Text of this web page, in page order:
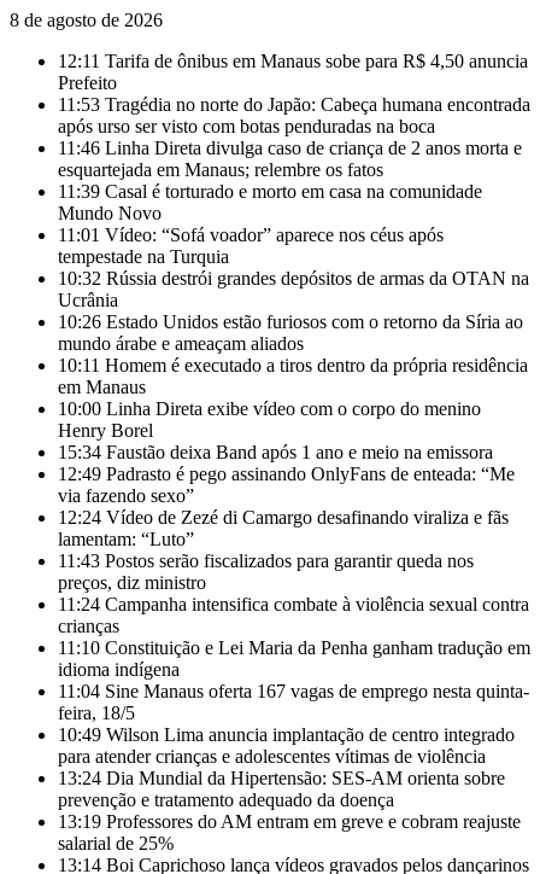
8 de agosto de 2026
12:11 Tarifa de ônibus em Manaus sobe para R$ 4,50 anuncia
Prefeito
11:53 Tragédia no norte do Japão: Cabeça humana encontrada
após urso ser visto com botas penduradas na boca
11:46 Linha Direta divulga caso de criança de 2 anos morta e
esquartejada em Manaus; relembre os fatos
11:39 Casal é torturado e morto em casa na comunidade
Mundo Novo
11:01 Vídeo: “Sofá voador” aparece nos céus após
tempestade na Turquia
10:32 Rússia destrói grandes depósitos de armas da OTAN na
Ucrânia
10:26 Estado Unidos estão furiosos com o retorno da Síria ao
mundo árabe e ameaçam aliados
10:11 Homem é executado a tiros dentro da própria residência
em Manaus
10:00 Linha Direta exibe vídeo com o corpo do menino
Henry Borel
15:34 Faustão deixa Band após 1 ano e meio na emissora
12:49 Padrasto é pego assinando OnlyFans de enteada: “Me
via fazendo sexo”
12:24 Vídeo de Zezé di Camargo desafinando viraliza e fãs
lamentam: “Luto”
11:43 Postos serão fiscalizados para garantir queda nos
preços, diz ministro
11:24 Campanha intensifica combate à violência sexual contra
crianças
11:10 Constituição e Lei Maria da Penha ganham tradução em
idioma indígena
11:04 Sine Manaus oferta 167 vagas de emprego nesta quinta-
feira, 18/5
10:49 Wilson Lima anuncia implantação de centro integrado
para atender crianças e adolescentes vítimas de violência
13:24 Dia Mundial da Hipertensão: SES-AM orienta sobre
prevenção e tratamento adequado da doença
13:19 Professores do AM entram em greve e cobram reajuste
salarial de 25%
13:14 Boi Caprichoso lança vídeos gravados pelos dançarinos